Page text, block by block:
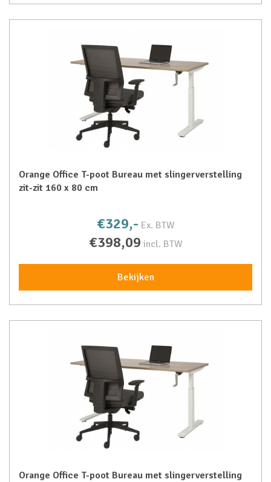
Orange Office T-poot Bureau met slingerverstelling
zit-zit 160 x 80 cm
€329,- Ex. BTW
€398,09 incl. BTW
Bekijken
Orange Office T-poot Bureau met slingerverstelling